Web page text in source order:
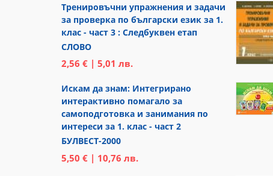
Тренировъчни упражнения и задачи
за проверка по български език за 1.
клас - част 3 : Следбуквен етап
СЛОВО
2,56 € | 5,01 лв.
Искам да знам: Интегрирано
интерактивно помагало за
самоподготовка и занимания по
интереси за 1. клас - част 2
БУЛВЕСТ-2000
5,50 € | 10,76 лв.